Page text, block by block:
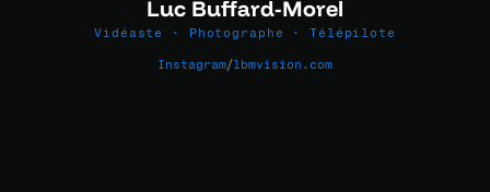
Luc Buffard-Morel
Vidéaste · Photographe · Télépilote
Instagram/lbmvision.com